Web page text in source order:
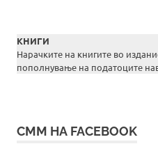
КНИГИ
Нарачките на книгите во
пополнување на податоците
СММ НА FACEBOOK